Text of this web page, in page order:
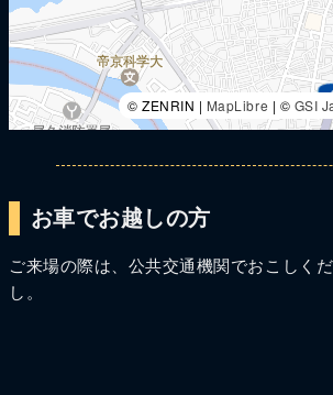
© ZENRIN | MapLibre | © GSI
お車でお越しの方
ご来場の際は、公共交通機関でおこしく
し。